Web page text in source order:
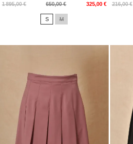
1 895,00 €
Prix
650,00 € 325,00 €
Prix
S M
216,00 €
Prix